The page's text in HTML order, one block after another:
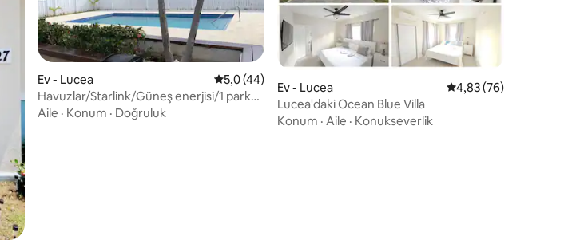
Ev - Lucea 5 üzerinden ortalama 5,0 puan, 44 değerlendirme
5,0 (44)
Havuzlar/Starlink/Güneş enerjisi/1 park
yeri/Spor salonu
Aile · Konum · Doğruluk
Ev - Lucea 5 üzerinden
4,83 (76)
Lucea'daki Ocean Blue Villa
Konum · Aile · Konukseverlik